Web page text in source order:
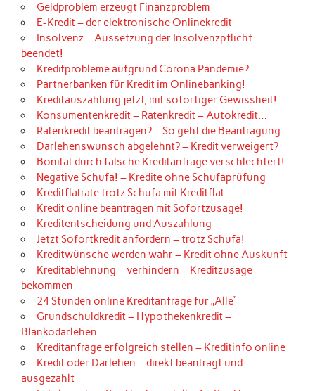
Geldproblem erzeugt Finanzproblem
E-Kredit – der elektronische Onlinekredit
Insolvenz – Aussetzung der Insolvenzpflicht
beendet!
Kreditprobleme aufgrund Corona Pandemie?
Partnerbanken für Kredit im Onlinebanking!
Kreditauszahlung jetzt, mit sofortiger Gewissheit!
Konsumentenkredit – Ratenkredit – Autokredit…
Ratenkredit beantragen? – So geht die Beantragung
Darlehenswunsch abgelehnt? – Kredit verweigert?
Bonität durch falsche Kreditanfrage verschlechtert!
Negative Schufa! – Kredite ohne Schufaprüfung
Kreditflatrate trotz Schufa mit Kreditflat
Kredit online beantragen mit Sofortzusage!
Kreditentscheidung und Auszahlung
Jetzt Sofortkredit anfordern – trotz Schufa!
Kreditwünsche werden wahr – Kredit ohne Auskunft
Kreditablehnung – verhindern – Kreditzusage
bekommen
24 Stunden online Kreditanfrage für „Alle“
Grundschuldkredit – Hypothekenkredit –
Blankodarlehen
Kreditanfrage erfolgreich stellen – Kreditinfo online
Kredit oder Darlehen – direkt beantragt und
ausgezahlt